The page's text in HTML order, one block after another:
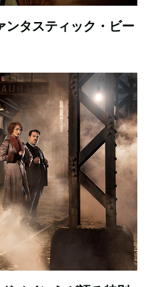
ンタスティック・ビー